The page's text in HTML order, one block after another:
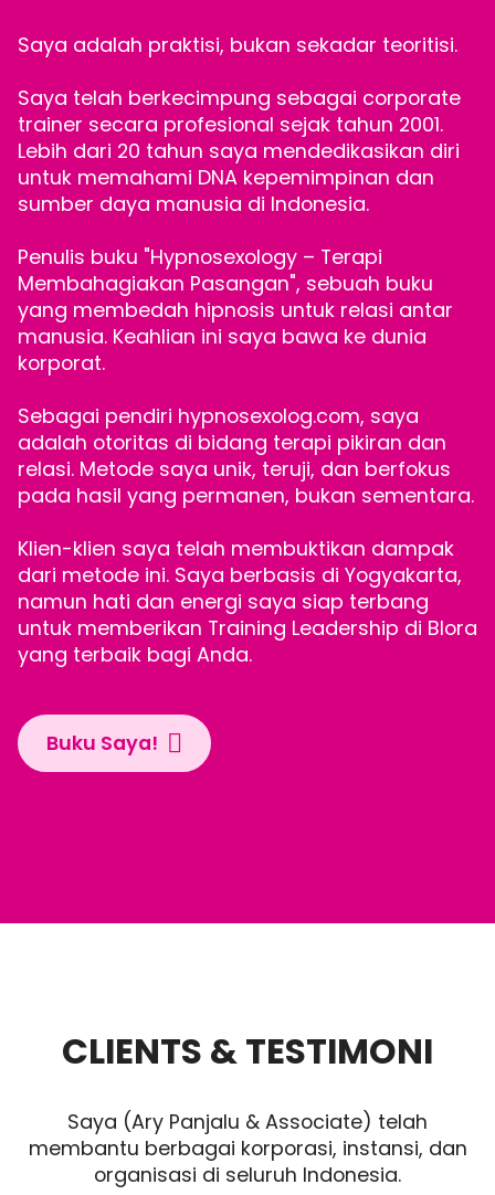
Saya adalah praktisi, bukan sekadar teoritisi.
Saya telah berkecimpung sebagai corporate
trainer secara profesional sejak tahun 2001.
Lebih dari 20 tahun saya mendedikasikan diri
untuk memahami DNA kepemimpinan dan
sumber daya manusia di Indonesia.
Penulis buku "Hypnosexology – Terapi
Membahagiakan Pasangan", sebuah buku
yang membedah hipnosis untuk relasi antar
manusia. Keahlian ini saya bawa ke dunia
korporat.
Sebagai pendiri hypnosexolog.com, saya
adalah otoritas di bidang terapi pikiran dan
relasi. Metode saya unik, teruji, dan berfokus
pada hasil yang permanen, bukan sementara.
Klien-klien saya telah membuktikan dampak
dari metode ini. Saya berbasis di Yogyakarta,
namun hati dan energi saya siap terbang
untuk memberikan Training Leadership di Blora
yang terbaik bagi Anda.
Buku Saya!
CLIENTS & TESTIMONI
Saya (Ary Panjalu & Associate) telah
membantu berbagai korporasi, instansi, dan
organisasi di seluruh Indonesia.